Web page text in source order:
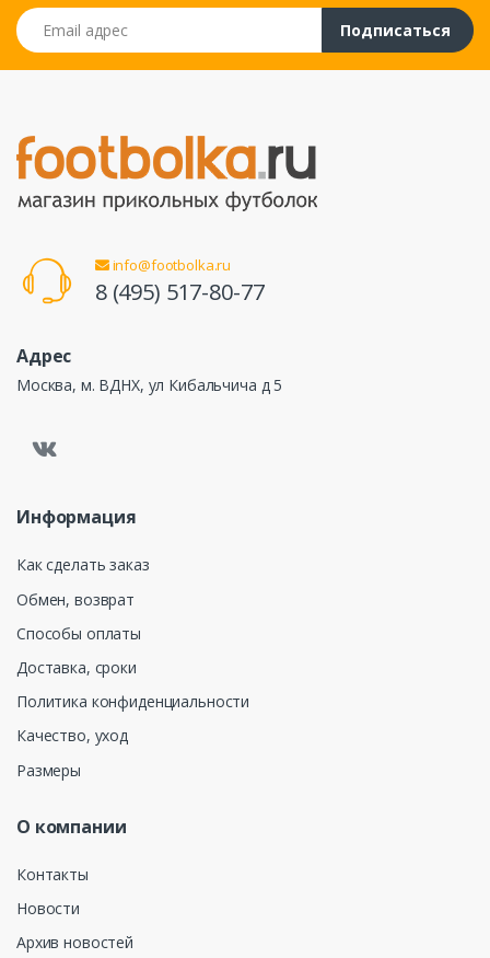
Email адрес
Подписаться
info@footbolka.ru
8 (495) 517-80-77
Адрес
Москва, м. ВДНХ, ул Кибальчича д 5
Информация
Как сделать заказ
Обмен, возврат
Способы оплаты
Доставка, сроки
Политика конфиденциальности
Качество, уход
Размеры
О компании
Контакты
Новости
Архив новостей